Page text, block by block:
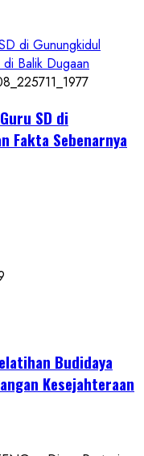
di Gunungkidul
Balik Dugaan
SD di
Fakta Sebenarnya
Budidaya
Kesejahteraan